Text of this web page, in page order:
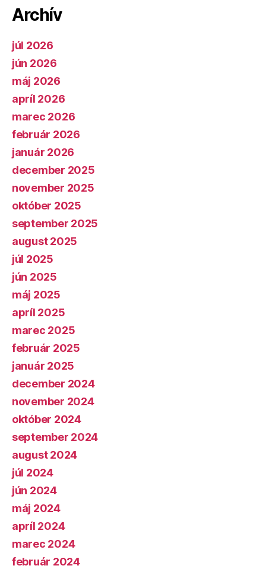
Archív
júl 2026
jún 2026
máj 2026
apríl 2026
marec 2026
február 2026
január 2026
december 2025
november 2025
október 2025
september 2025
august 2025
júl 2025
jún 2025
máj 2025
apríl 2025
marec 2025
február 2025
január 2025
december 2024
november 2024
október 2024
september 2024
august 2024
júl 2024
jún 2024
máj 2024
apríl 2024
marec 2024
február 2024